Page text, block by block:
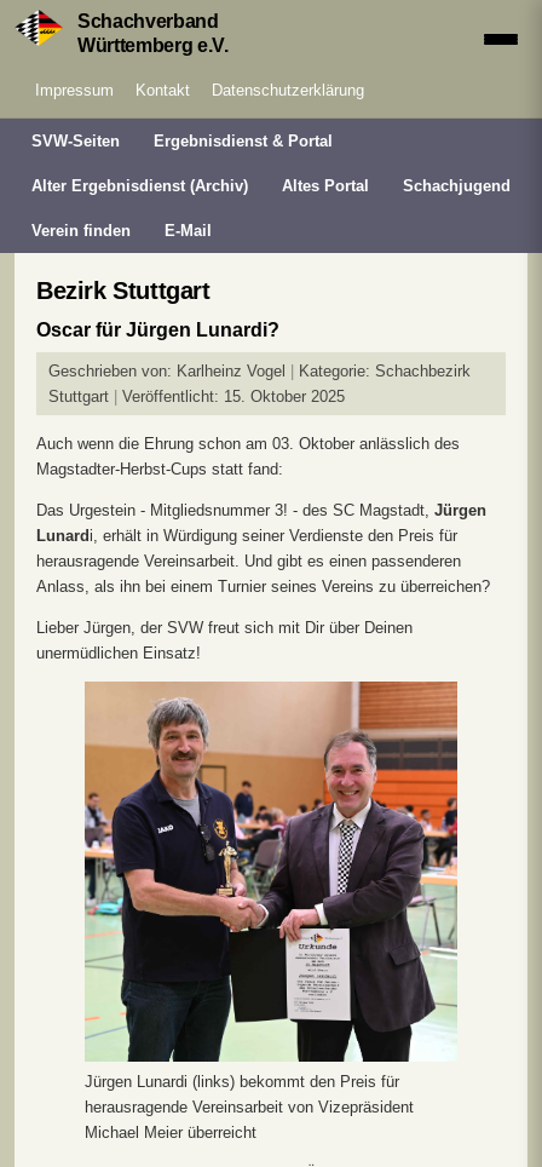
Schachverband
Württemberg e.V.
Impressum Kontakt Datenschutzerklärung
SVW-Seiten Ergebnisdienst & Portal
Alter Ergebnisdienst (Archiv) Altes Portal Schachjugend
Verein finden E-Mail
Bezirk Stuttgart
Oscar für Jürgen Lunardi?
Geschrieben von: Karlheinz Vogel Kategorie: Schachbezirk
Stuttgart
Veröffentlicht: 15. Oktober 2025
Auch wenn die Ehrung schon am 03. Oktober anlässlich des
Magstadter-Herbst-Cups statt fand:
Das Urgestein - Mitgliedsnummer 3! - des SC Magstadt, Jürgen
Lunardi, erhält in Würdigung seiner Verdienste den Preis für
herausragende Vereinsarbeit. Und gibt es einen passenderen
Anlass, als ihn bei einem Turnier seines Vereins zu überreichen?
Lieber Jürgen, der SVW freut sich mit Dir über Deinen
unermüdlichen Einsatz!
Jürgen Lunardi (links) bekommt den Preis für
herausragende Vereinsarbeit von Vizepräsident
Michael Meier überreicht